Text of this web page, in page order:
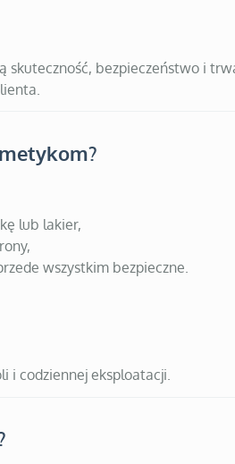
bezpieczeństwo i
lub lakier,
wszystkim bezpieczne.
i codziennej eksploatacji.